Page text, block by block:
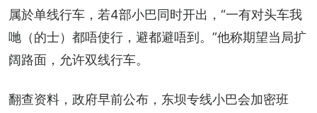
属於单线行车，若4部小巴同时开出，“一有对头车我
哋（的士）都唔使行，避都避唔到。”他称期望当局扩
阔路面，允许双线行车。
翻查资料，政府早前公布，东坝专线小巴会加密班